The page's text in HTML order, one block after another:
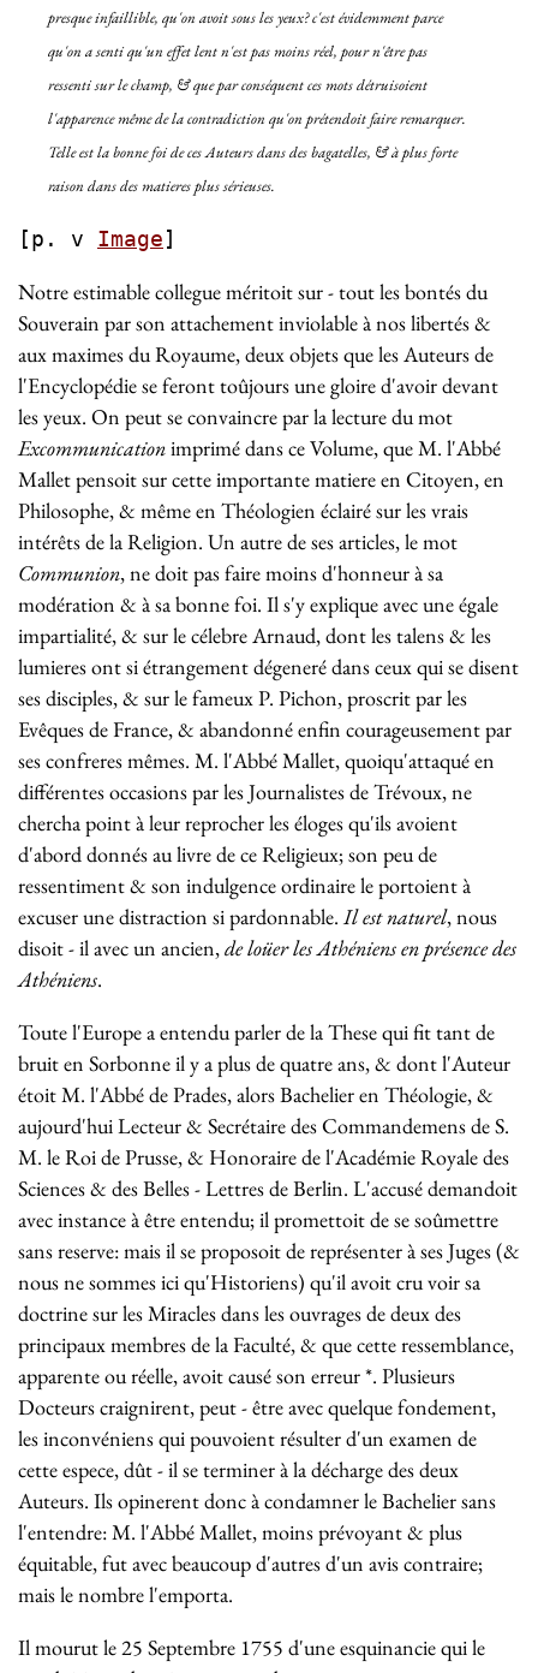
presque infaillible, qu'on avoit sous les yeux? c'est évidemment parce
qu'on a senti qu'un effetlentn'est pas moins réel, pour n'être pas
ressenti sur le champ, & que par conséquent ces mots détruisoient
l'apparence même de la contradiction qu'on prétendoit faire remarquer.
Telle est la bonne foi de ces Auteurs dans des bagatelles, & à plus forte
raison dans des matieres plus sérieuses.
[p. v Image]
Notre estimable collegue méritoit sur - tout les bontés du
Souverain par son attachement inviolable à nos libertés &
aux maximes du Royaume, deux objets que les Auteurs de
l'Encyclopédie se feront toûjours une gloire d'avoir devant
les yeux. On peut se convaincre par la lecture du mot
Excommunicationimprimé dans ce Volume, que M. l'Abbé
Mallet pensoit sur cette importante matiere en Citoyen, en
Philosophe, & même en Théologien éclairé sur les vrais
intérêts de la Religion. Un autre de ses articles, le mot
Communion, ne doit pas faire moins d'honneur à sa
modération & à sa bonne foi. Il s'y explique avec une égale
impartialité, & sur le célebre Arnaud, dont les talens & les
lumieres ont si étrangement dégeneré dans ceux qui se disent
ses disciples, & sur le fameux P. Pichon, proscrit par les
Evêques de France, & abandonné enfin courageusement par
ses confreres mêmes. M. l'Abbé Mallet, quoiqu'attaqué en
différentes occasions par les Journalistes de Trévoux, ne
chercha point à leur reprocher les éloges qu'ils avoient
d'abord donnés au livre de ce Religieux; son peu de
ressentiment & son indulgence ordinaire le portoient à
excuser une distraction si pardonnable.Il est naturel, nous
disoit - il avec un ancien,de loüer les Athéniens en présence des
Athéniens.
Toute l'Europe a entendu parler de la These qui fit tant de
bruit en Sorbonne il y a plus de quatre ans, & dont l'Auteur
étoit M. l'Abbé de Prades, alors Bachelier en Théologie, &
aujourd'hui Lecteur & Secrétaire des Commandemens de S.
M. le Roi de Prusse, & Honoraire de l'Académie Royale des
Sciences & des Belles - Lettres de Berlin. L'accusé demandoit
avec instance à être entendu; il promettoit de se soûmettre
sans reserve: mais il se proposoit de représenter à ses Juges (&
nous ne sommes ici qu'Historiens) qu'il avoit cru voir sa
doctrine sur les Miracles dans les ouvrages de deux des
principaux membres de la Faculté, & que cette ressemblance,
apparente ou réelle, avoit causé son erreur*. Plusieurs
Docteurs craignirent, peut - être avec quelque fondement,
les inconvéniens qui pouvoient résulter d'un examen de
cette espece, dût - il se terminer à la décharge des deux
Auteurs. Ils opinerent donc à condamner le Bachelier sans
l'entendre: M. l'Abbé Mallet, moins prévoyant & plus
équitable, fut avec beaucoup d'autres d'un avis contraire;
mais le nombre l'emporta.
Il mourut le 25 Septembre 1755 d'une esquinancie qui le